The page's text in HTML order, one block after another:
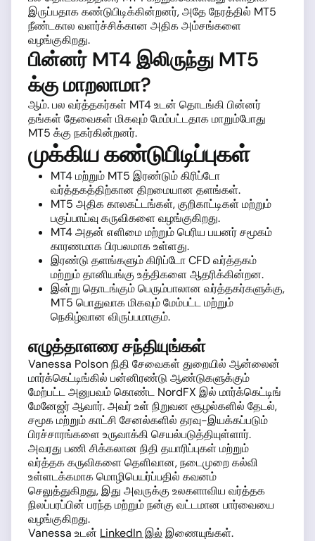
இருப்பதாக கண்டுபிடிக்கின்றனர், அதே நேரத்தில் MT5
நீண்டகால வளர்ச்சிக்கான அதிக அம்சங்களை
வழங்குகிறது.
பின்னர் MT4 இலிருந்து MT5
க்கு மாறலாமா?
ஆம். பல வர்த்தகர்கள் MT4 உடன் தொடங்கி பின்னர்
தங்கள் தேவைகள் மிகவும் மேம்பட்டதாக மாறும்போது
MT5 க்கு நகர்கின்றனர்.
முக்கிய கண்டுபிடிப்புகள்
MT4 மற்றும் MT5 இரண்டும் கிரிப்டோ
வர்த்தகத்திற்கான திறமையான தளங்கள்.
MT5 அதிக காலகட்டங்கள், குறிகாட்டிகள் மற்றும்
பகுப்பாய்வு கருவிகளை வழங்குகிறது.
MT4 அதன் எளிமை மற்றும் பெரிய பயனர் சமூகம்
காரணமாக பிரபலமாக உள்ளது.
இரண்டு தளங்களும் கிரிப்டோ CFD வர்த்தகம்
மற்றும் தானியங்கு உத்திகளை ஆதரிக்கின்றன.
இன்று தொடங்கும் பெரும்பாலான வர்த்தகர்களுக்கு,
MT5 பொதுவாக மிகவும் மேம்பட்ட மற்றும்
நெகிழ்வான விருப்பமாகும்.
எழுத்தாளரை சந்தியுங்கள்
Vanessa Polson நிதி சேவைகள் துறையில் ஆன்லைன்
மார்க்கெட்டிங்கில் பன்னிரண்டு ஆண்டுகளுக்கும்
மேற்பட்ட அனுபவம் கொண்ட NordFX இல் மார்க்கெட்டிங்
மேனேஜர் ஆவார். அவர் உள் நிறுவன சூழல்களில் தேடல்,
சமூக மற்றும் காட்சி சேனல்களில் தரவு-இயக்கப்படும்
பிரச்சாரங்களை உருவாக்கி செயல்படுத்தியுள்ளார்.
அவரது பணி சிக்கலான நிதி தயாரிப்புகள் மற்றும்
வர்த்தக கருவிகளை தெளிவான, நடைமுறை கல்வி
உள்ளடக்கமாக மொழிபெயர்ப்பதில் கவனம்
செலுத்துகிறது, இது அவருக்கு உலகளாவிய வர்த்தக
நிலப்பரப்பின் பரந்த மற்றும் நன்கு வட்டமான பார்வையை
வழங்குகிறது.
Vanessa உடன் LinkedIn இல் இணையுங்கள்.